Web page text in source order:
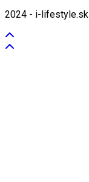
2024 - i-lifestyle.sk